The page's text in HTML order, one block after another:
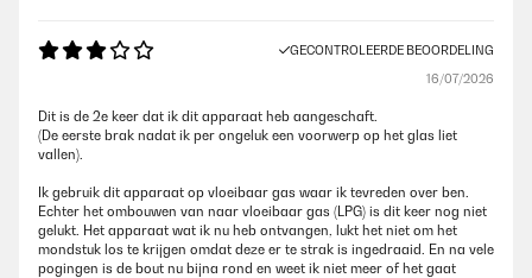
GECONTROLEERDE BEOORDELING
16/07/2026
Dit is de 2e keer dat ik dit apparaat heb aangeschaft.
(De eerste brak nadat ik per ongeluk een voorwerp op het glas liet
vallen).
Ik gebruik dit apparaat op vloeibaar gas waar ik tevreden over ben.
Echter het ombouwen van naar vloeibaar gas (LPG) is dit keer nog niet
gelukt. Het apparaat wat ik nu heb ontvangen, lukt het niet om het
mondstuk los te krijgen omdat deze er te strak is ingedraaid. En na vele
pogingen is de bout nu bijna rond en weet ik niet meer of het gaat